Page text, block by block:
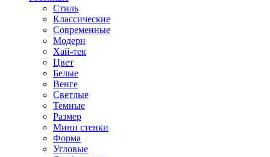
Стиль
Классические
Современные
Модерн
Хай-тек
Цвет
Белые
Венге
Светлые
Темные
Размер
Мини стенки
Форма
Угловые